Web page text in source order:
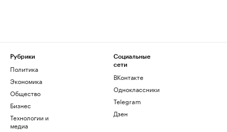
Рубрики
Политика
Экономика
Общество
Бизнес
Технологии и
медиа
Социальные
сети
ВКонтакте
Одноклассники
Telegram
Дзен